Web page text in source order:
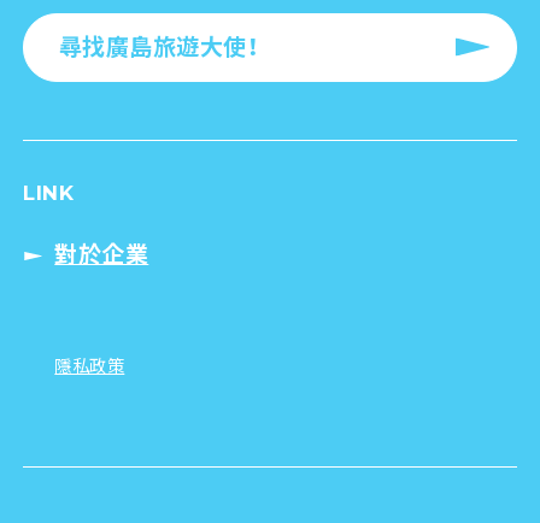
尋找廣島旅遊大使！
LINK
對於企業
隱私政策